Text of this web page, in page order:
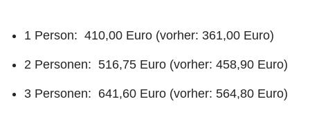
1 Person: 410,00 Euro (vorher: 361,00 Euro)
2 Personen: 516,75 Euro (vorher: 458,90 Euro)
3 Personen: 641,60 Euro (vorher: 564,80 Euro)